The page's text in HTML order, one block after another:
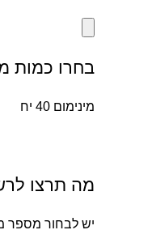
בחרו כמות
מינימום 40 יח
מה תרצו
יש לבחור מספר